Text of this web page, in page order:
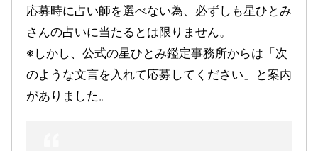
応募時に占い師を選べない為、必ずしも星ひとみ
さんの占いに当たるとは限りません。
※しかし、公式の星ひとみ鑑定事務所からは「次
のような文言を入れて応募してください」と案内
がありました。